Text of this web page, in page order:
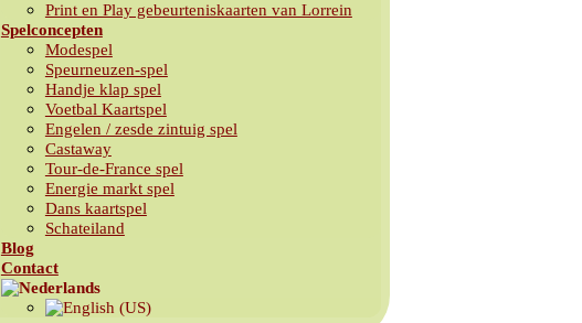
Print en Play gebeurteniskaarten van Lorrein
Spelconcepten
Modespel
Speurneuzen-spel
Handje klap spel
Voetbal Kaartspel
Engelen / zesde zintuig spel
Castaway
Tour-de-France spel
Energie markt spel
Dans kaartspel
Schateiland
Blog
Contact